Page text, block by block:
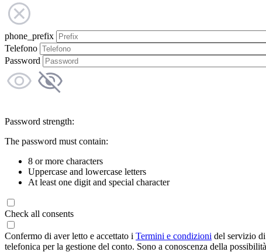
phone_prefix
Telefono
Password
Password strength:
The password must contain:
8 or more characters
Uppercase and lowercase letters
At least one digit and special character
Check all consents
Confermo di aver letto e accettato i Termini e condizioni del servizio
telefonica per la gestione del conto. Sono a conoscenza della